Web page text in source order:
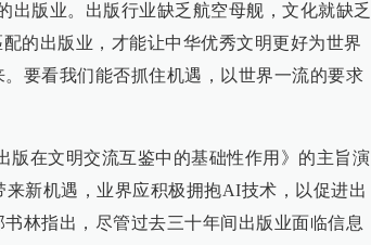
出版业。出版行业缺乏航空母舰，文化就缺乏
的出版业，才能让中华优秀文明更好为世界
要看我们能否抓住机遇，以世界一流的要求
版在文明交流互鉴中的基础性作用》的主旨演
新机遇，业界应积极拥抱AI技术，以促进出
林指出，尽管过去三十年间出版业面临信息